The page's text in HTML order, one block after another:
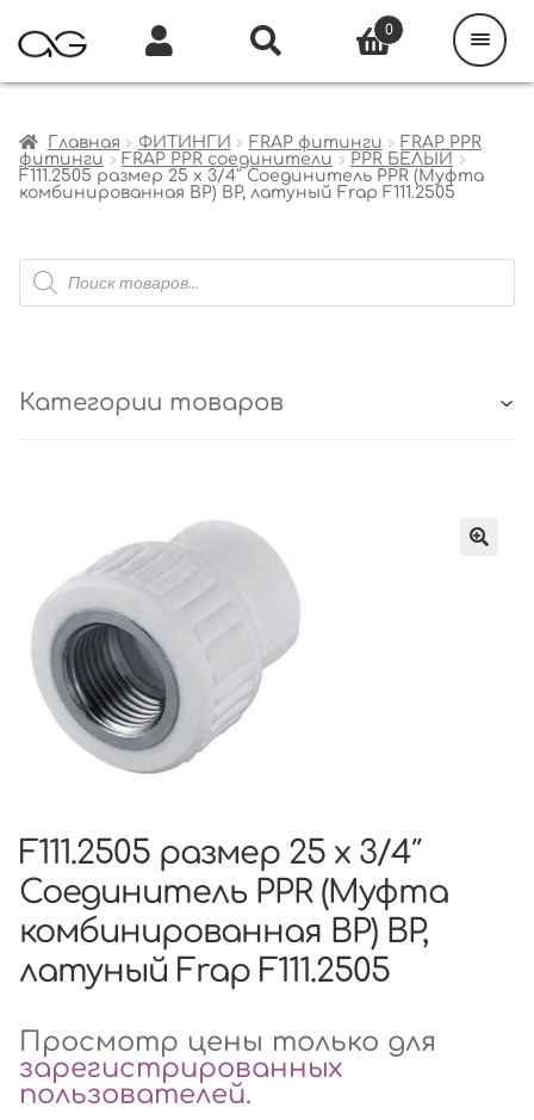
Главная ФИТИНГИ FRAP фитинги
FRAP PPR
фитинги
FRAP PPR соединители
PPR БЕЛЫЙ
F111.2505 размер 25 x 3/4″ Соединитель PPR (Муфта
комбинированная ВР) ВР, латуный Frap F111.2505
Поиск
товаров
Категории товаров
F111.2505 размер 25 x 3/4″
Соединитель PPR (Муфта
комбинированная ВР) ВР,
латуный Frap F111.2505
Просмотр цены только для
зарегистрированных
пользователей.
0